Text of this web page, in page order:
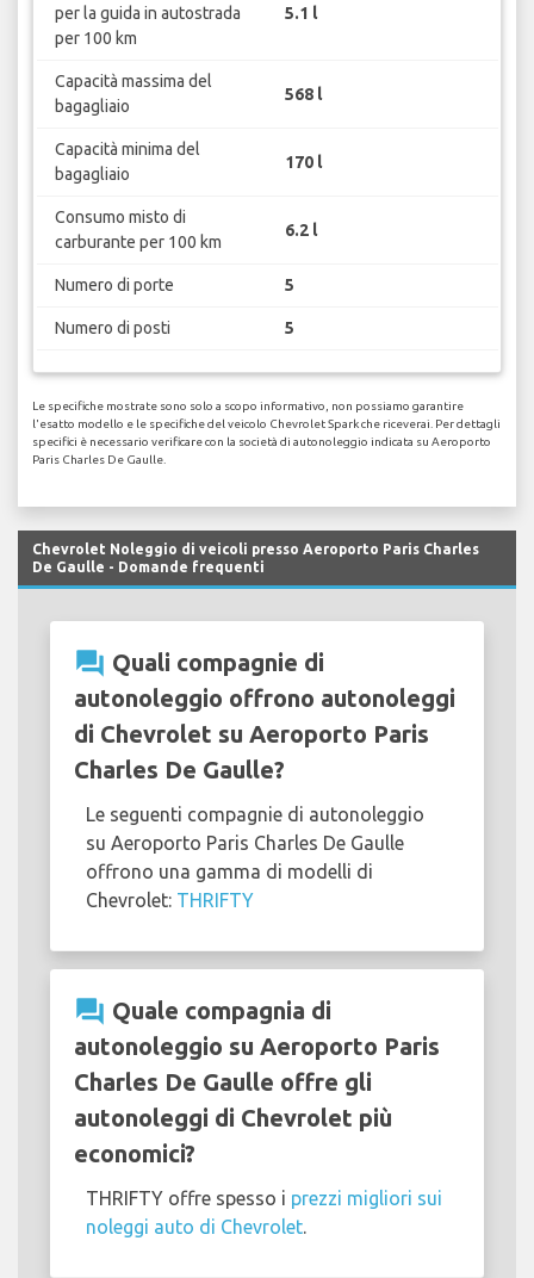
per la guida in autostrada
per 100 km
5.1 l
Capacità massima del
bagagliaio
568 l
Capacità minima del
bagagliaio
170 l
Consumo misto di
carburante per 100 km
6.2 l
Numero di porte 5
Numero di posti 5
Le specifiche mostrate sono solo a scopo informativo, non possiamo garantire
l'esatto modello e le specifiche del veicolo Chevrolet Spark che riceverai. Per dettagli
specifici è necessario verificare con la società di autonoleggio indicata su Aeroporto
Paris Charles De Gaulle.
Chevrolet Noleggio di veicoli presso Aeroporto Paris Charles
De Gaulle - Domande frequenti
question_answer Quali compagnie di
autonoleggio offrono autonoleggi
di Chevrolet su Aeroporto Paris
Charles De Gaulle?
Le seguenti compagnie di autonoleggio
su Aeroporto Paris Charles De Gaulle
offrono una gamma di modelli di
Chevrolet: THRIFTY
question_answer Quale compagnia di
autonoleggio su Aeroporto Paris
Charles De Gaulle offre gli
autonoleggi di Chevrolet più
economici?
THRIFTY offre spesso i prezzi migliori sui
noleggi auto di Chevrolet